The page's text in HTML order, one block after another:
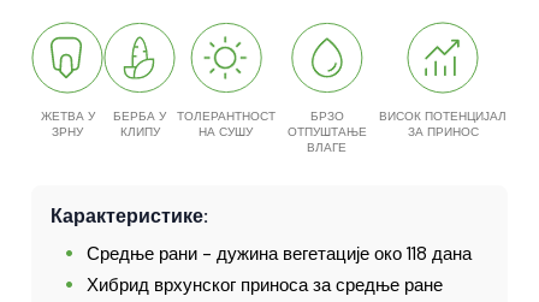
ЖЕТВА У
ЗРНУ
БЕРБА У
КЛИПУ
ТОЛЕРАНТНОСТ
НА СУШУ
БРЗО
ОТПУШТАЊЕ
ВЛАГЕ
ВИСОК ПОТЕНЦИЈАЛ
ЗА ПРИНОС
Карактеристике:
Средње рани - дужина вегетације око 118 дана
Хибрид врхунског приноса за средње ране